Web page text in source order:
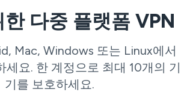
다중 플랫폼 VPN
Mac, Windows 또는 Linux에서
세요. 한 계정으로 최대 10개의 기
기를 보호하세요.